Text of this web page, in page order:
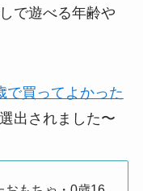
で遊べる年齢や
で買ってよかった
出されました〜